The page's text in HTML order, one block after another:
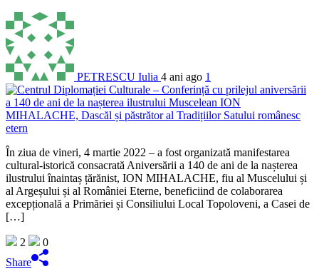
PETRESCU Iulia 4 ani ago 1
În ziua de vineri, 4 martie 2022 – a fost organizată manifestarea
cultural-istorică consacrată Aniversării a 140 de ani de la nașterea
ilustrului înaintaș țărănist, ION MIHALACHE, fiu al Muscelului și
al Argeșului și al României Eterne, beneficiind de colaborarea
excepțională a Primăriei și Consiliului Local Topoloveni, a Casei de
[…]
2
0
Share